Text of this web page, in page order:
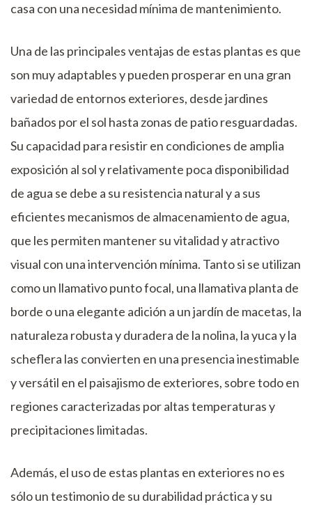
casa con una necesidad mínima de mantenimiento.
Una de las principales ventajas de estas plantas es que
son muy adaptables y pueden prosperar en una gran
variedad de entornos exteriores, desde jardines
bañados por el sol hasta zonas de patio resguardadas.
Su capacidad para resistir en condiciones de amplia
exposición al sol y relativamente poca disponibilidad
de agua se debe a su resistencia natural y a sus
eficientes mecanismos de almacenamiento de agua,
que les permiten mantener su vitalidad y atractivo
visual con una intervención mínima. Tanto si se utilizan
como un llamativo punto focal, una llamativa planta de
borde o una elegante adición a un jardín de macetas, la
naturaleza robusta y duradera de la nolina, la yuca y la
scheflera las convierten en una presencia inestimable
y versátil en el paisajismo de exteriores, sobre todo en
regiones caracterizadas por altas temperaturas y
precipitaciones limitadas.
Además, el uso de estas plantas en exteriores no es
sólo un testimonio de su durabilidad práctica y su